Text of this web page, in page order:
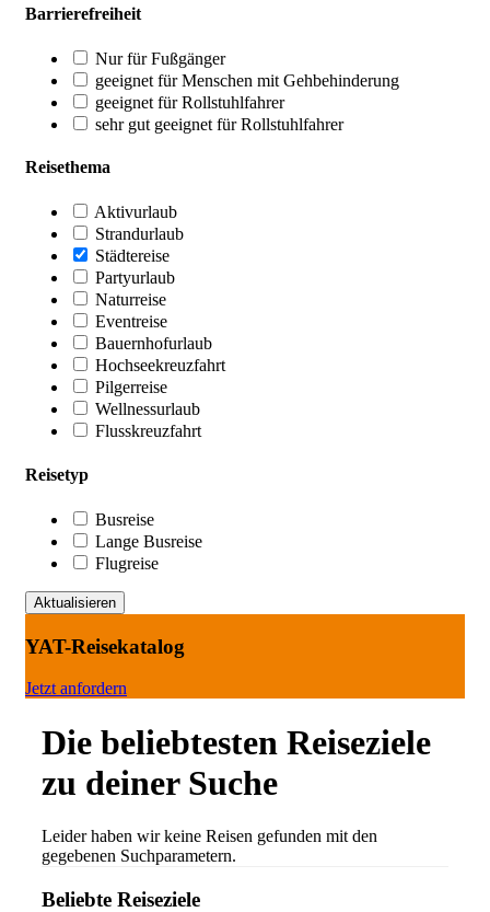
Barrierefreiheit
Nur für Fußgänger
geeignet für Menschen mit Gehbehinderung
geeignet für Rollstuhlfahrer
sehr gut geeignet für Rollstuhlfahrer
Reisethema
Aktivurlaub
Strandurlaub
Städtereise
Partyurlaub
Naturreise
Eventreise
Bauernhofurlaub
Hochseekreuzfahrt
Pilgerreise
Wellnessurlaub
Flusskreuzfahrt
Reisetyp
Busreise
Lange Busreise
Flugreise
YAT-Reisekatalog
Jetzt anfordern
Die beliebtesten Reiseziele
zu deiner Suche
Leider haben wir keine Reisen gefunden mit den
gegebenen Suchparametern.
Beliebte Reiseziele